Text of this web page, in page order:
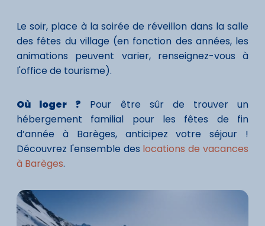
Le soir, place à la soirée de réveillon dans la salle
des fêtes du village (en fonction des années, les
animations peuvent varier, renseignez-vous à
l'office de tourisme).
Où loger ? Pour être sûr de trouver un
hébergement familial pour les fêtes de fin
d’année à Barèges, anticipez votre séjour !
Découvrez l'ensemble des locations de vacances
à Barèges.